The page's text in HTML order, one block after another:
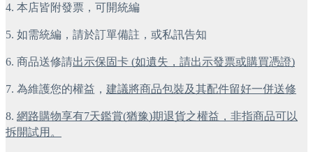
4. 本店皆附發票，可開統編
5. 如需統編，請於訂單備註，或私訊告知
6. 商品送修請出示保固卡 (如遺失，請出示發票或購買憑證)
7. 為維護您的權益， 建議將商品包裝及其配件留好一併送修
8. 網路購物享有7天鑑賞(猶豫)期退貨之權益，非指商品可以
拆開試用。